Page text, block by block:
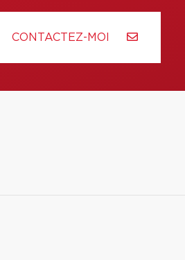
CONTACTEZ-MOI